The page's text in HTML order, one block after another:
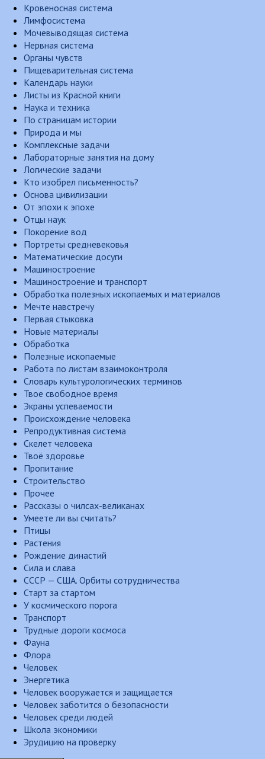
Кровеносная система
Лимфосистема
Мочевыводящая система
Нервная система
Органы чувств
Пищеварительная система
Календарь науки
Листы из Красной книги
Наука и техника
По страницам истории
Природа и мы
Комплексные задачи
Лабораторные занятия на дому
Логические задачи
Кто изобрел письменность?
Основа цивилизации
От эпохи к эпохе
Отцы наук
Покорение вод
Портреты средневековья
Математические досуги
Машиностроение
Машиностроение и транспорт
Обработка полезных ископаемых и материалов
Мечте навстречу
Первая стыковка
Новые материалы
Обработка
Полезные ископаемые
Работа по листам взаимоконтроля
Словарь культурологических терминов
Твое свободное время
Экраны успеваемости
Происхождение человека
Репродуктивная система
Скелет человека
Твоё здоровье
Пропитание
Строительство
Прочее
Рассказы о чилсах-великанах
Умеете ли вы считать?
Птицы
Растения
Рождение династий
Сила и слава
СССР — США. Орбиты сотрудничества
Старт за стартом
У космического порога
Транспорт
Трудные дороги космоса
Фауна
Флора
Человек
Энергетика
Человек вооружается и защищается
Человек заботится о безопасности
Человек среди людей
Школа экономики
Эрудицию на проверку